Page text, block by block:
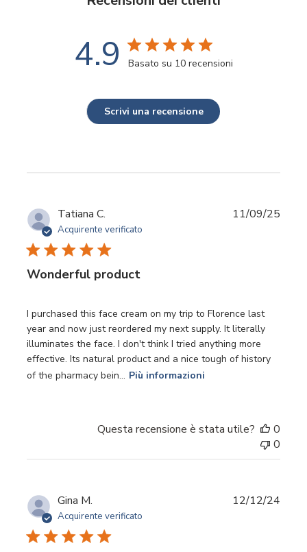
4.9 Basato su 10 recensioni
Scrivi una recensione
Tatiana C.
Acquirente verificato
Wonderful product
I purchased this face cream on my trip to Florence last
year and now just reordered my next supply. It literally
illuminates the face. I don't think I tried anything more
effective. Its natural product and a nice tough of history
of the pharmacy bein... Più informazioni
Data
11/09/25
Questa recensione è stata utile?
0
0
Gina M.
Acquirente verificato
Data
12/12/24